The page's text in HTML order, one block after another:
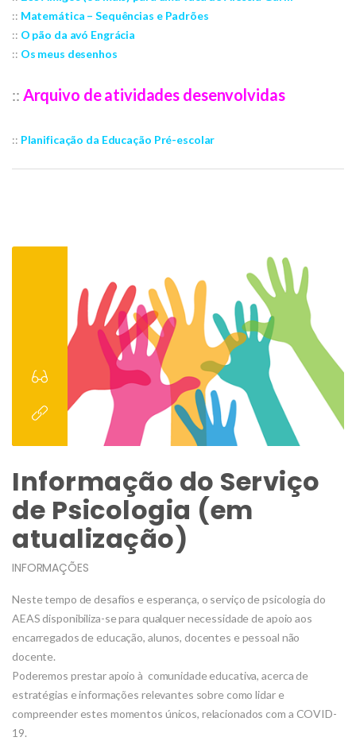
:: Matemática – Sequências e Padrões
:: O pão da avó Engrácia
:: Os meus desenhos
:: Arquivo de atividades desenvolvidas
:: Planificação da Educação Pré-escolar
Informação do Serviço
de Psicologia (em
atualização)
INFORMAÇÕES
Neste tempo de desafios e esperança, o serviço de psicologia do
AEAS disponibiliza-se para qualquer necessidade de apoio aos
encarregados de educação, alunos, docentes e pessoal não
docente.
Poderemos prestar apoio à comunidade educativa, acerca de
estratégias e informações relevantes sobre como lidar e
compreender estes momentos únicos, relacionados com a COVID-
19.